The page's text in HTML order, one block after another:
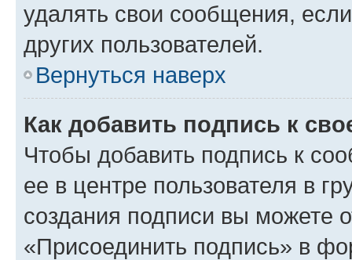
удалять свои сообщения,
других пользователей.
Вернуться наверх
Как добавить подпись к
Чтобы добавить подпись к
ее в центре пользователя в
создания подписи вы можете
«Присоединить подпись» в